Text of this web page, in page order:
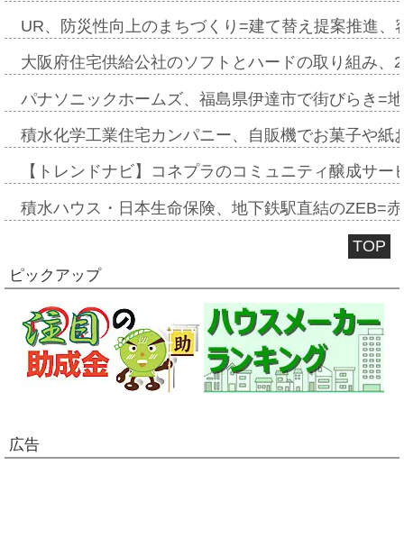
UR、防災性向上のまちづくり=建て替え提案推進
大阪府住宅供給公社のソフトとハードの取り組み
パナソニックホームズ、福島県伊達市で街びらき=
積水化学工業住宅カンパニー、自販機でお菓子や
【トレンドナビ】コネプラのコミュニティ醸成サ
積水ハウス・日本生命保険、地下鉄駅直結のZEB=
TOP
ピックアップ
広告